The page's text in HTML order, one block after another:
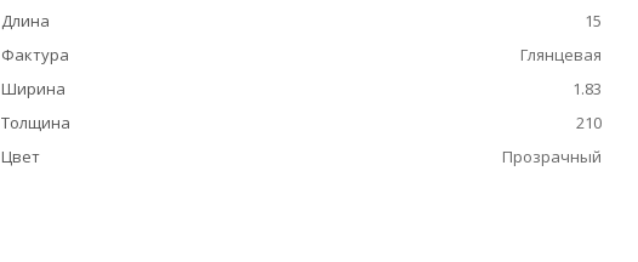
Длина
15
Фактура
Глянцевая
Ширина
1.83
Толщина
210
Цвет
Прозрачный